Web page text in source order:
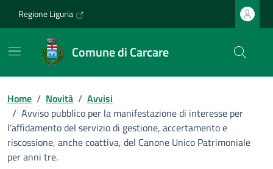
Regione Liguria
Comune di Carcare
Home / Novità / Avvisi
/ Avviso pubblico per la manifestazione di interesse per
l’affidamento del servizio di gestione, accertamento e
riscossione, anche coattiva, del Canone Unico Patrimoniale
per anni tre.